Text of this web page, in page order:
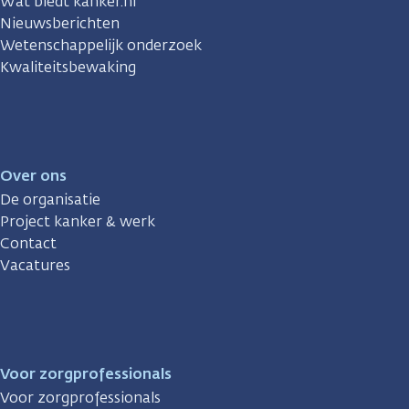
Nieuwsberichten
Wetenschappelijk onderzoek
Kwaliteitsbewaking
Over ons
De organisatie
Project kanker & werk
Contact
Vacatures
Voor zorgprofessionals
Voor zorgprofessionals